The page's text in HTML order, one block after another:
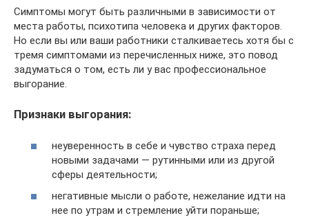
Симптомы могут быть различными в зависимости от
места работы, психотипа человека и других факторов.
Но если вы или ваши работники сталкиваетесь хотя бы с
тремя симптомами из перечисленных ниже, это повод
задуматься о том, есть ли у вас профессиональное
выгорание.
Признаки выгорания:
неуверенность в себе и чувство страха перед
новыми задачами — рутинными или из другой
сферы деятельности;
негативные мысли о работе, нежелание идти на
нее по утрам и стремление уйти пораньше;